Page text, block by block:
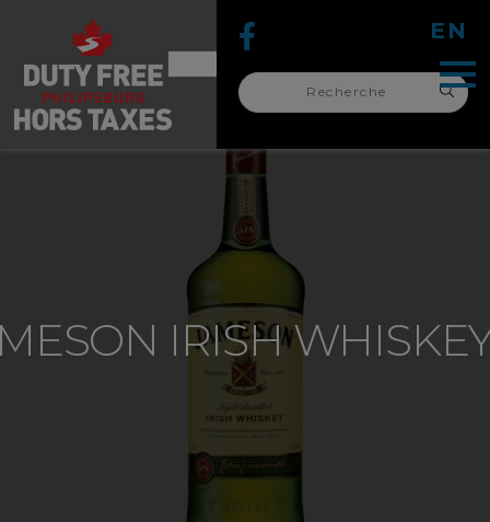
pour :
EN
recherche
pour :
IRISH